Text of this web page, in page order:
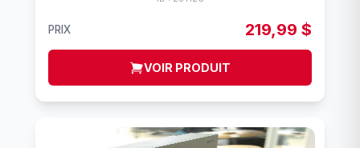
PRIX 219,99 $
VOIR PRODUIT